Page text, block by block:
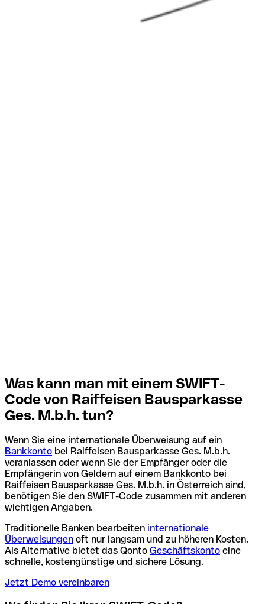
Was kann man mit einem SWIFT-
Code von Raiffeisen Bausparkasse
Ges. M.b.h. tun?
Wenn Sie eine internationale Überweisung auf ein
Bankkonto bei Raiffeisen Bausparkasse Ges. M.b.h.
veranlassen oder wenn Sie der Empfänger oder die
Empfängerin von Geldern auf einem Bankkonto bei
Raiffeisen Bausparkasse Ges. M.b.h. in Österreich sind,
benötigen Sie den SWIFT-Code zusammen mit anderen
wichtigen Angaben.
Traditionelle Banken bearbeiten internationale
Überweisungen oft nur langsam und zu höheren Kosten.
Als Alternative bietet das Qonto Geschäftskonto eine
schnelle, kostengünstige und sichere Lösung.
Jetzt Demo vereinbaren